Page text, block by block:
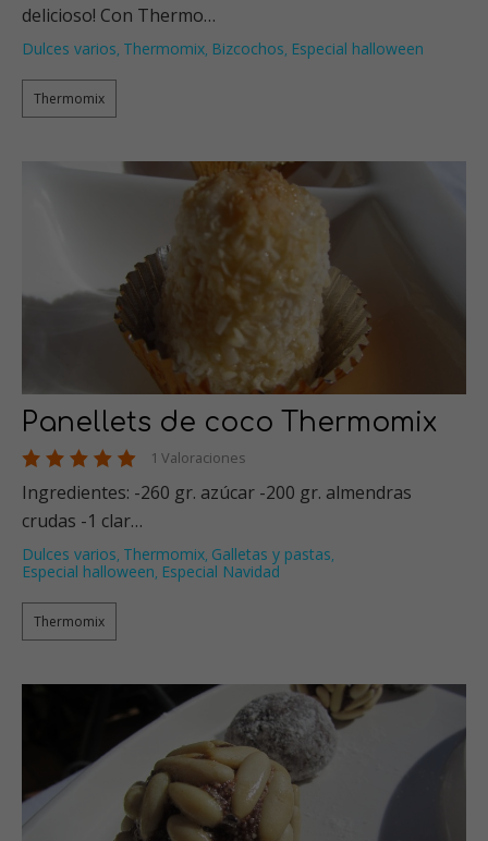
delicioso! Con Thermo…
Dulces varios, Thermomix, Bizcochos, Especial halloween
Thermomix
Panellets de coco Thermomix
1 Valoraciones
Ingredientes: -260 gr. azúcar -200 gr. almendras
crudas -1 clar…
Dulces varios, Thermomix, Galletas y pastas,
Especial halloween, Especial Navidad
Thermomix